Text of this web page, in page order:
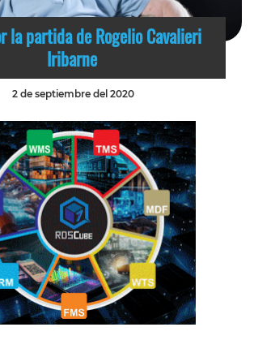
la partida de Rogelio Cavalieri
Iribarne
2 de septiembre del 2020